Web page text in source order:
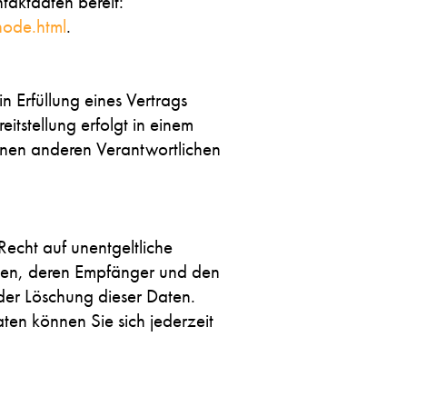
.
Erfüllung eines Vertrags
erfolgt in einem
anderen Verantwortlichen
auf unentgeltliche
deren Empfänger und den
Löschung dieser Daten.
können Sie sich jederzeit